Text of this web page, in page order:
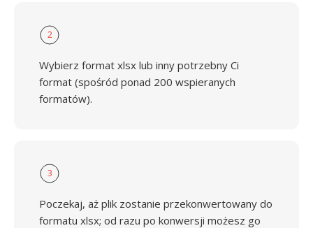
2
Wybierz format xlsx lub inny potrzebny Ci
format (spośród ponad 200 wspieranych
formatów).
3
Poczekaj, aż plik zostanie przekonwertowany do
formatu xlsx; od razu po konwersji możesz go